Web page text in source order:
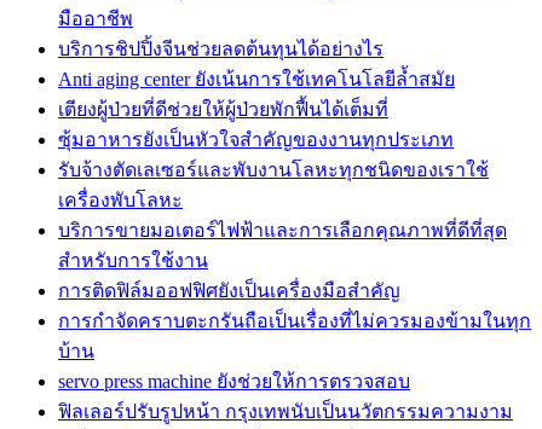
มืออาชีพ
บริการชิปปิ้งจีนช่วยลดต้นทุนได้อย่างไร
Anti aging center ยังเน้นการใช้เทคโนโลยีล้ำสมัย
เตียงผู้ป่วยที่ดีช่วยให้ผู้ป่วยพักฟื้นได้เต็มที่
ซุ้มอาหารยังเป็นหัวใจสำคัญของงานทุกประเภท
รับจ้างตัดเลเซอร์และพับงานโลหะทุกชนิดของเราใช้
เครื่องพับโลหะ
บริการขายมอเตอร์ไฟฟ้าและการเลือกคุณภาพที่ดีที่สุด
สำหรับการใช้งาน
การติดฟิล์มออฟฟิศยังเป็นเครื่องมือสำคัญ
การกำจัดคราบตะกรันถือเป็นเรื่องที่ไม่ควรมองข้ามในทุก
บ้าน
servo press machine ยังช่วยให้การตรวจสอบ
ฟิลเลอร์ปรับรูปหน้า กรุงเทพนับเป็นนวัตกรรมความงาม